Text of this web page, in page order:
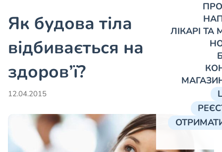
ЛІКАРІ
Як будова тіла
відбивається на
здоров’ї?
12.04.2015